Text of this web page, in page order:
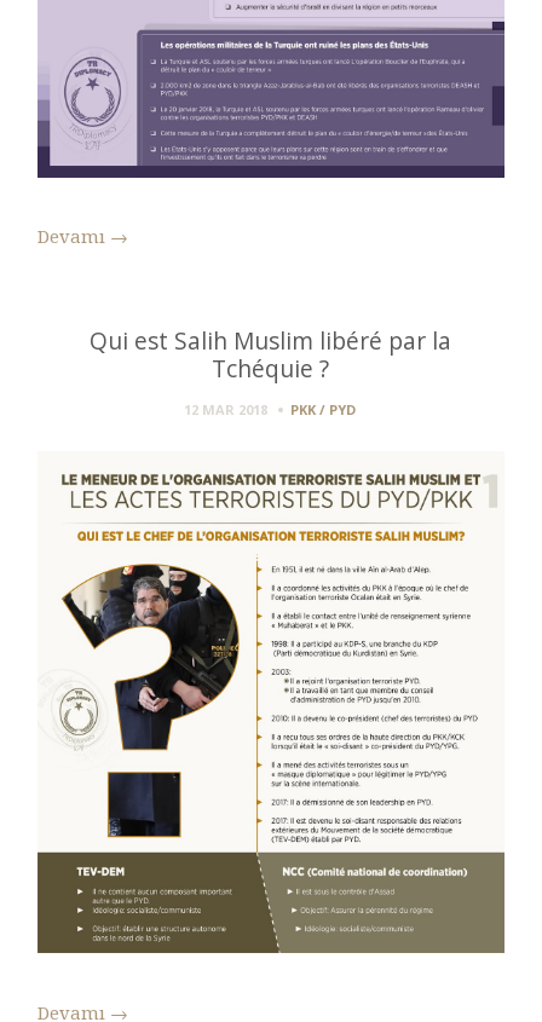
Devamı →
Qui est Salih Muslim libéré par la
Tchéquie ?
12 MAR 2018 PKK / PYD
Devamı →